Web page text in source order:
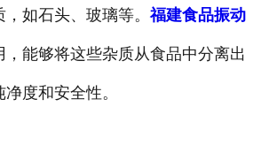
如石头、玻璃等。 福建食品振动
，能够将这些杂质从食品中分离出
度和安全性。